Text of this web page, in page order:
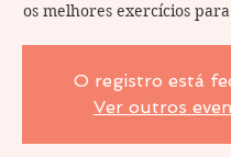
os melhores exercícios
O registro está
Ver outros